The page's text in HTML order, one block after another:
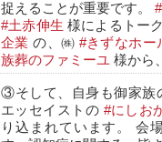
捉えることが重要です。
#土赤伸生 様によるトー
企業 の、㈱ #きずなホー
族葬のファミーユ 様から
③そして、自身も御家族
エッセイストの #にしお
り込まれています。 会